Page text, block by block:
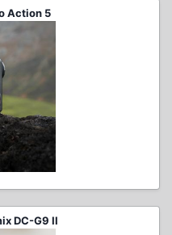
Action 5
DC-G9 II